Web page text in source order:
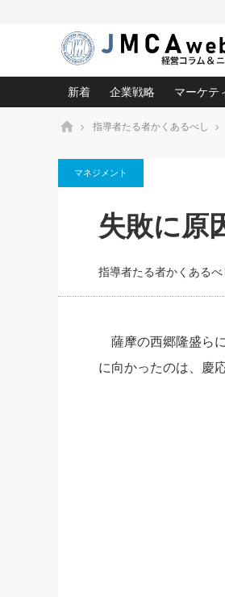
新着
2026.08.7
がよいのでしょうか！
企業戦略
中小企業の「１位づ
利益を最大化する「
強い会社を築く ビ
日本レーザー「人を
武器としてのM&A入
継続経営 百話百行
野田久美子 香港ビ
マーケテ
ロング
は(5)
最高の
ホーム 指導者たる者かくあるべし
マネジメント
失敗に原
指導者たる者かくあるべ
薩摩の西郷隆盛ら
に向かったのは、慶